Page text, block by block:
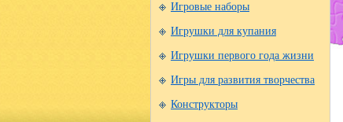
Игровые наборы
Игрушки для купания
Игрушки первого года жизни
Игры для развития творчества
Конструкторы